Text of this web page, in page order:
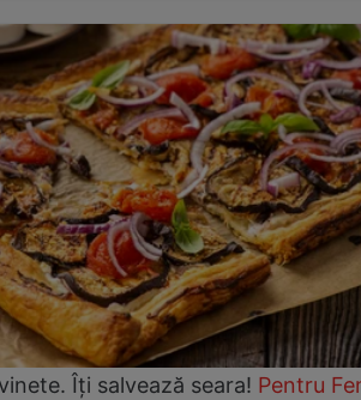
Îți salvează seara! Pentru